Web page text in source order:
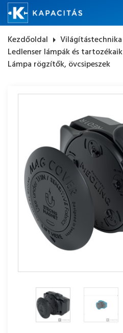
Kezdőoldal arrow_right Világítástechnika
Ledlenser lámpák és tartozékaik
Lámpa rögzítők, övcsipeszek